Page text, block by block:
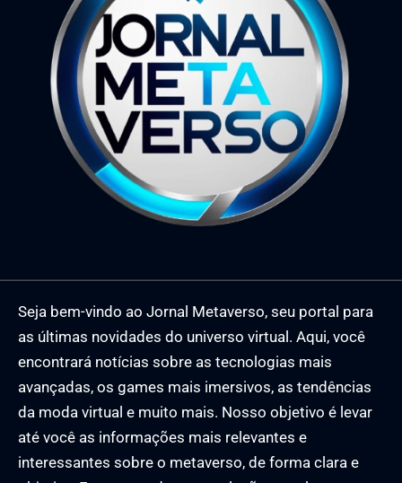
Seja bem-vindo ao Jornal Metaverso, seu portal para
as últimas novidades do universo virtual. Aqui, você
encontrará notícias sobre as tecnologias mais
avançadas, os games mais imersivos, as tendências
da moda virtual e muito mais. Nosso objetivo é levar
até você as informações mais relevantes e
interessantes sobre o metaverso, de forma clara e